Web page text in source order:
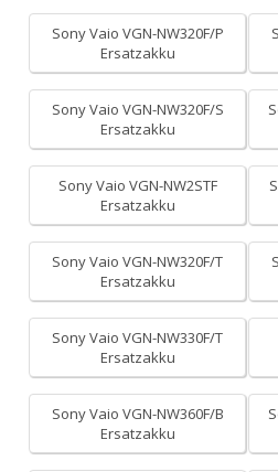
Sony Vaio VGN-NW320F/P
Ersatzakku
Sony Vaio VGN-NW320F/S
Ersatzakku
Sony Vaio VGN-NW2STF
Ersatzakku
Sony Vaio VGN-NW320F/T
Ersatzakku
Sony Vaio VGN-NW330F/T
Ersatzakku
Sony Vaio VGN-NW360F/B
Ersatzakku